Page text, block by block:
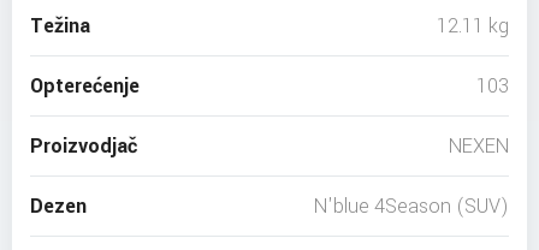
Težina 12.11 kg
Opterećenje 103
Proizvodjač NEXEN
Dezen N'blue 4Season (SUV)